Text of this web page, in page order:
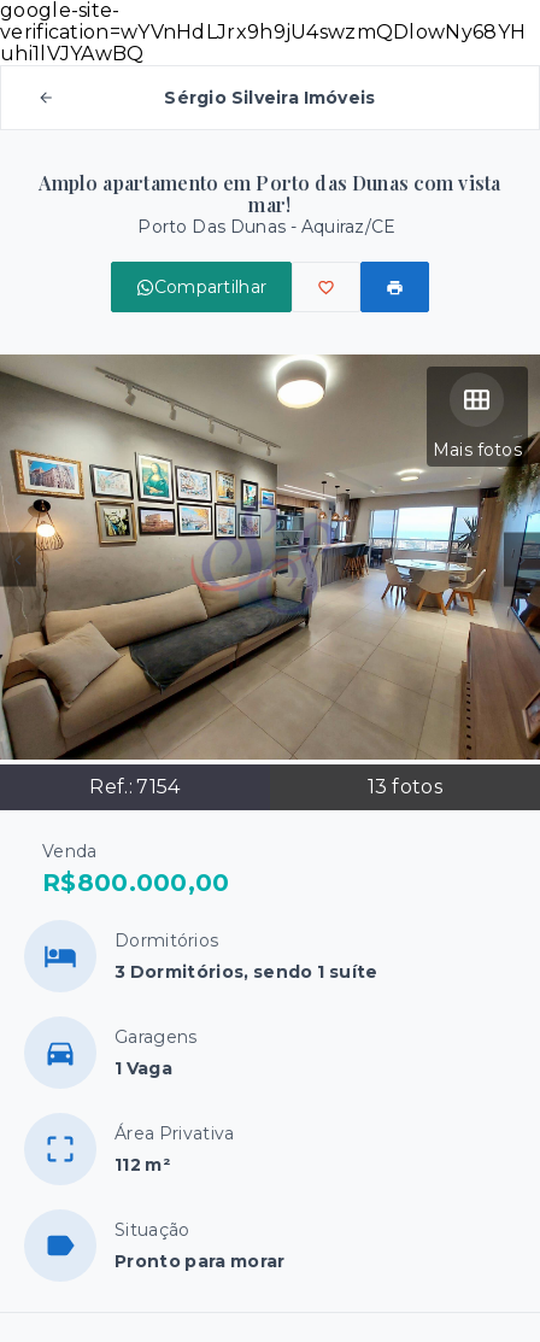
google-site-
verification=wYVnHdLJrx9h9jU4swzmQDlowNy68YH
uhi1lVJYAwBQ
Sérgio Silveira Imóveis
Amplo apartamento em Porto das Dunas com vista
mar!
Porto Das Dunas - Aquiraz/CE
Compartilhar
Mais fotos
Ref.:7154 13 fotos
Venda
R$800.000,00
Dormitórios
3 Dormitórios, sendo 1 suíte
Garagens
1 Vaga
Área Privativa
112 m²
Situação
Pronto para morar